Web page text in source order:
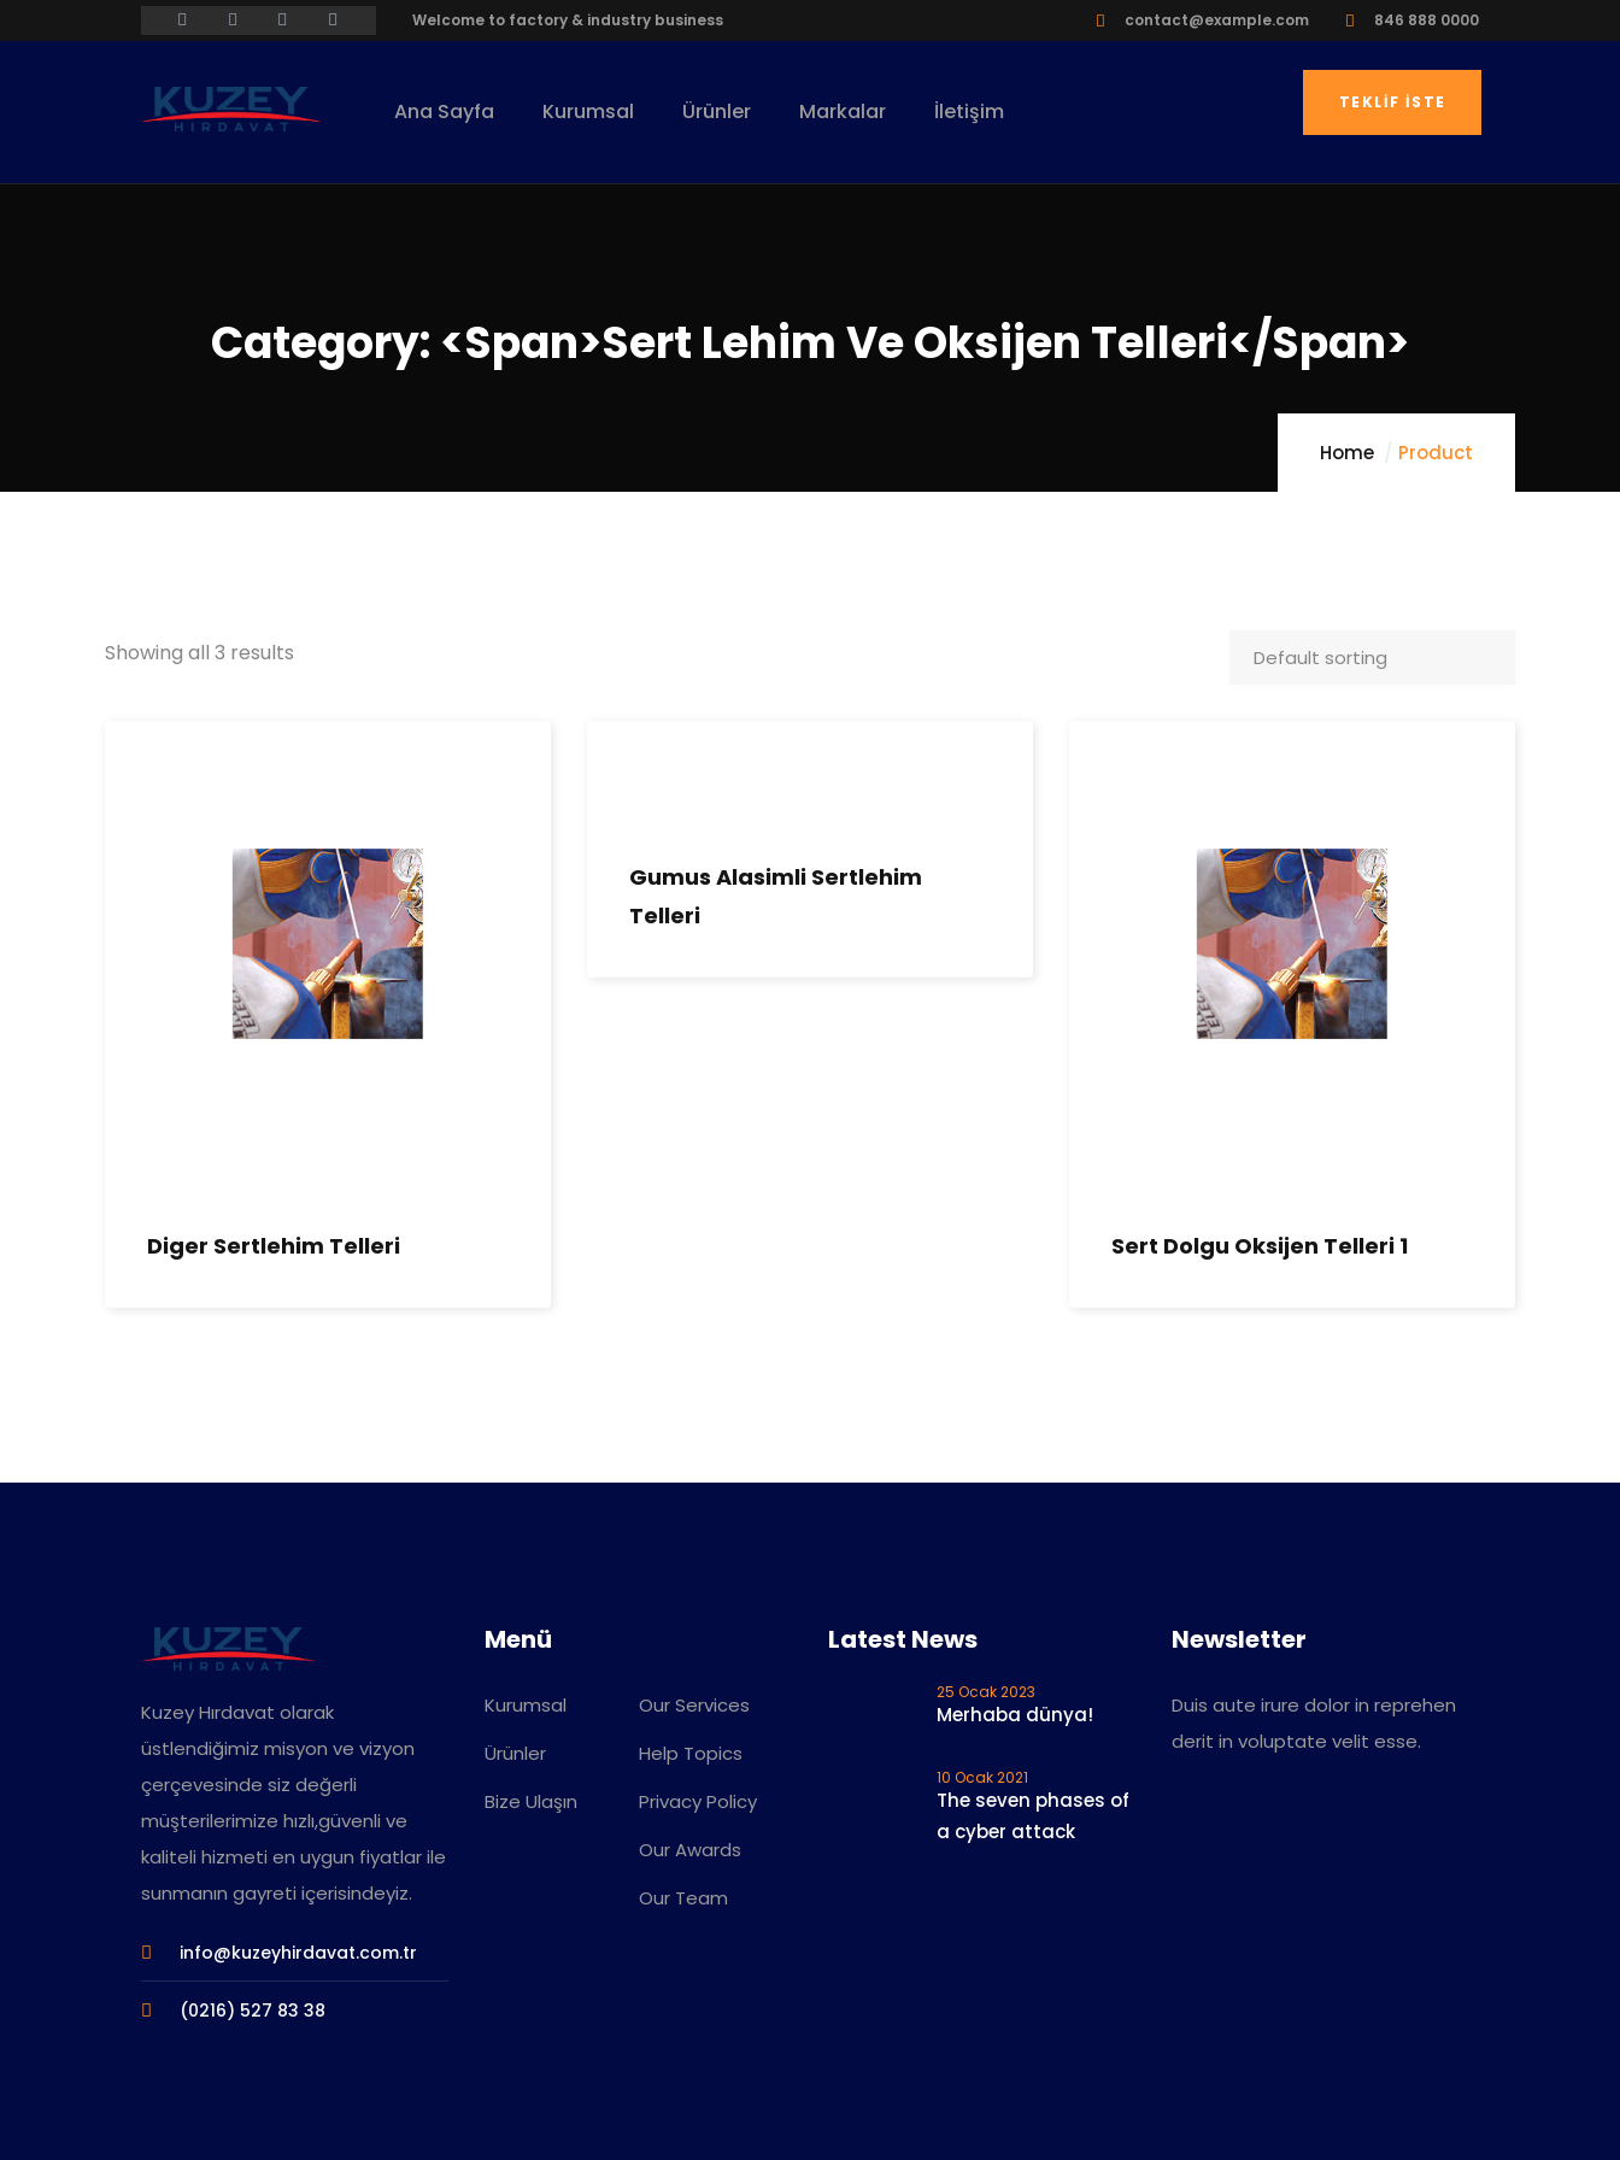
Welcome to factory & industry business contact@example.com 846 888 0000
Ana Sayfa Kurumsal Ürünler Markalar İletişim TEKLIF İSTE
Category: <span>Sert Lehim Ve Oksijen Telleri</span>
Home Product
Showing all 3 results
Diger Sertlehim Telleri
Gumus Alasimli Sertlehim
Telleri
Sert Dolgu Oksijen Telleri 1
Kuzey Hırdavat olarak
üstlendiğimiz misyon ve vizyon
çerçevesinde siz değerli
müşterilerimize hızlı,güvenli ve
kaliteli hizmeti en uygun fiyatlar ile
sunmanın gayreti içerisindeyiz.
info@kuzeyhirdavat.com.tr
(0216) 527 83 38
Menü
Kurumsal
Ürünler
Bize Ulaşın
Our Services
Help Topics
Privacy Policy
Our Awards
Our Team
Latest News
25 Ocak 2023
Merhaba dünya!
10 Ocak 2021
The seven phases of
a cyber attack
Newsletter
Duis aute irure dolor in reprehen
derit in voluptate velit esse.